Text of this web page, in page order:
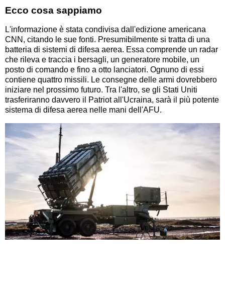
Ecco cosa sappiamo
L'informazione è stata condivisa dall'edizione americana
CNN, citando le sue fonti. Presumibilmente si tratta di una
batteria di sistemi di difesa aerea. Essa comprende un radar
che rileva e traccia i bersagli, un generatore mobile, un
posto di comando e fino a otto lanciatori. Ognuno di essi
contiene quattro missili. Le consegne delle armi dovrebbero
iniziare nel prossimo futuro. Tra l'altro, se gli Stati Uniti
trasferiranno davvero il Patriot all'Ucraina, sarà il più potente
sistema di difesa aerea nelle mani dell'AFU.